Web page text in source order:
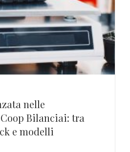
nelle
Bilanciai: tra
e modelli